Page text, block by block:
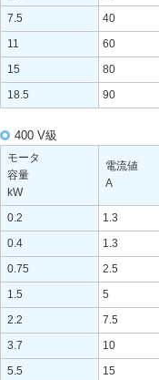
7.5
40
11
60
15
80
18.5
90
400 V級
モータ
容量
kW
電流値
A
0.2
1.3
0.4
1.3
0.75
2.5
1.5
5
2.2
7.5
3.7
10
5.5
15